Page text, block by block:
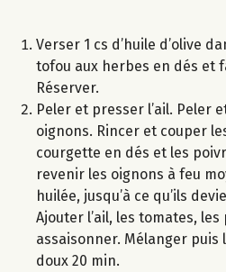
Verser 1 cs d’huile d’olive
tofou aux herbes en dés et
Réserver.
Peler et presser l’ail. Peler
oignons. Rincer et couper
courgette en dés et les
revenir les oignons à feu
huilée, jusqu’à ce qu’ils
Ajouter l’ail, les tomates,
assaisonner. Mélanger puis
doux 20 min.